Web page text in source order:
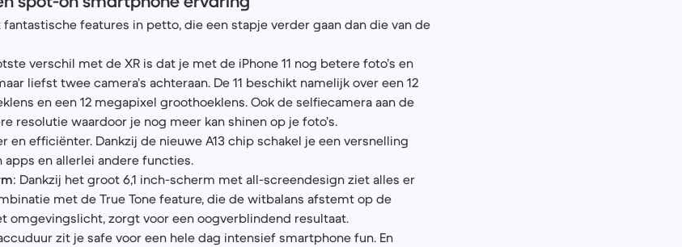
features in petto, die een stapje verder gaan dan die van de
verschil met de XR is dat je met de iPhone 11 nog betere foto’s en
liefst twee camera’s achteraan. De 11 beschikt namelijk over een 12
en een 12 megapixel groothoeklens. Ook de selfiecamera aan de
resolutie waardoor je nog meer kan shinen op je foto’s.
en efficiënter. Dankzij de nieuwe A13 chip schakel je een versnelling
apps en allerlei andere functies.
: Dankzij het groot 6,1 inch-scherm met all-screendesign ziet alles er
met de True Tone feature, die de witbalans afstemt op de
omgevingslicht, zorgt voor een oogverblindend resultaat.
zit je safe voor een hele dag intensief smartphone fun. En